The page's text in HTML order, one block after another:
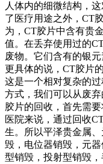
人体内的细微结构，
了医疗用途之外，CT
为，CT胶片中含有贵
值。在丢弃使用过的
废物。它们含有的银
更具体的说，CT胶片
这是一个相对复杂的
方式，我们可以从废
胶片的回收，首先需
医院来说，通过回收
生。所以平泽贵金属
毁，电位器销毁，元
型销毁，投射型销毁